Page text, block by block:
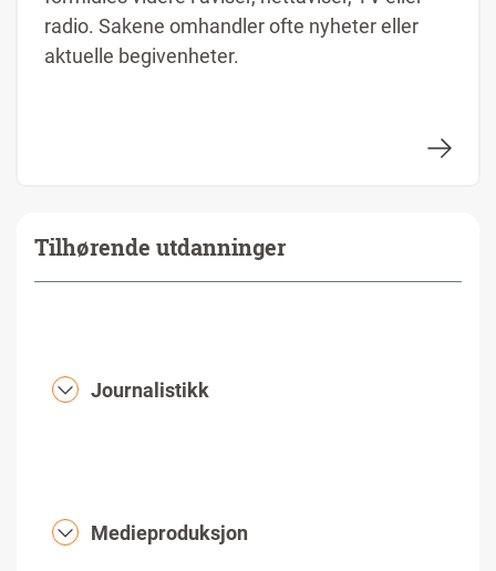
radio. Sakene omhandler ofte nyheter eller
aktuelle begivenheter.
Tilhørende utdanninger
Journalistikk
Medieproduksjon